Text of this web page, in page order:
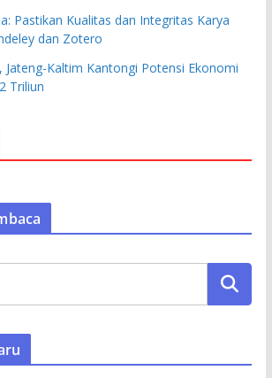
Pastikan Kualitas dan Integritas Karya
dan Zotero
Jateng-Kaltim Kantongi Potensi Ekonomi
Triliun